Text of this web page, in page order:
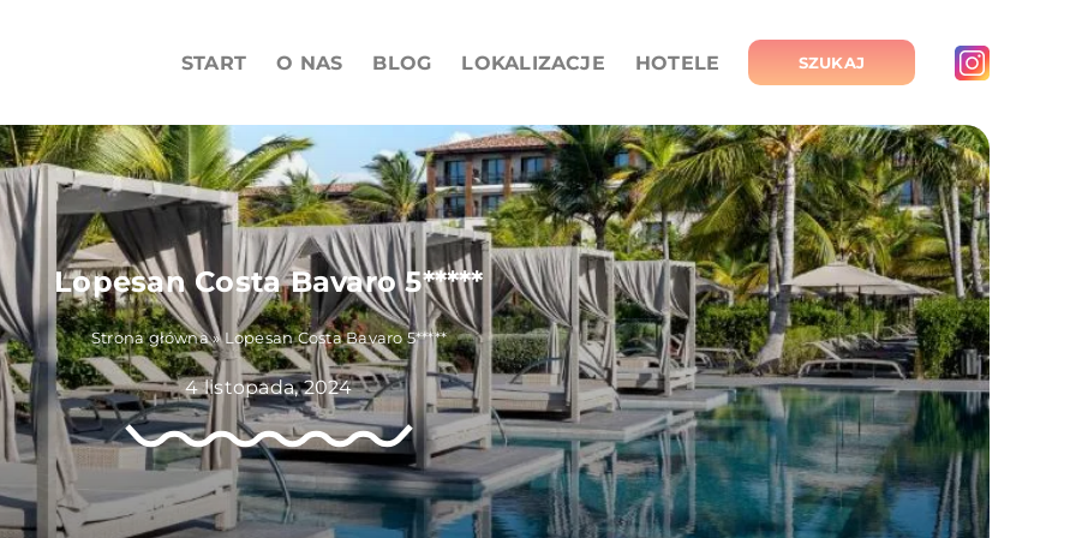
START O NAS BLOG LOKALIZACJE HOTELE SZUKAJ
Lopesan Costa Bavaro 5*****
Strona główna»Lopesan Costa Bavaro 5*****
4 listopada, 2024